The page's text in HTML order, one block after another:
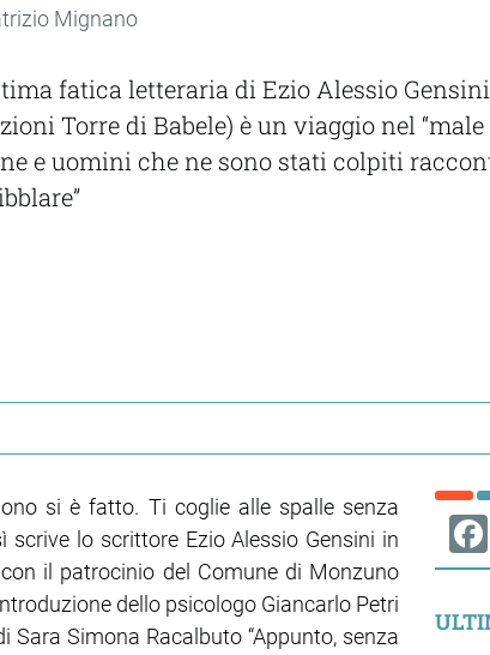
Mignano
fatica letteraria di Ezio Alessio Gensini
Torre di Babele) è un viaggio nel
e uomini che ne sono stati colpiti
si è fatto. Ti coglie alle spalle senza
scrive lo scrittore Ezio Alessio Gensini in
il patrocinio del Comune di Monzuno
dello psicologo Giancarlo Petri
Sara Simona Racalbuto “Appunto, senza